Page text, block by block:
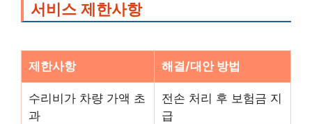
서비스 제한사항
제한사항 해결/대안 방법
수리비가 차량 가액 초
과
전손 처리 후 보험금 지
급